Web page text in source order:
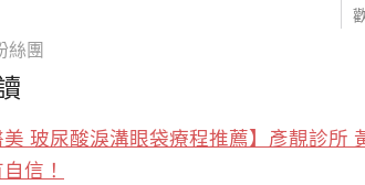
絲團
美 玻尿酸淚溝眼袋療程推薦】彥靚診
信！